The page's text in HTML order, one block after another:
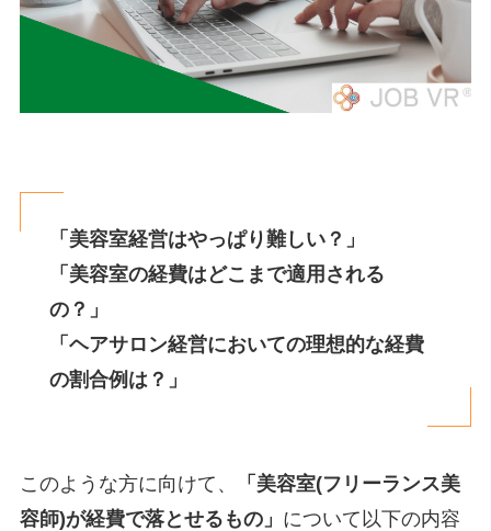
「美容室経営はやっぱり難しい？」
「美容室の経費はどこまで適用される
の？」
「ヘアサロン経営においての理想的な経費
の割合例は？」
このような方に向けて、
「美容室(フリーランス美
容師)が経費で落とせるもの」 について以下の内容